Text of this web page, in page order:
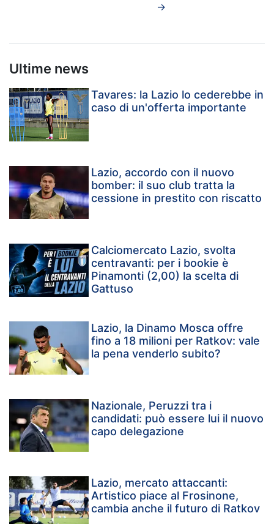
→
Ultime news
Tavares: la Lazio lo cederebbe in
caso di un'offerta importante
Lazio, accordo con il nuovo
bomber: il suo club tratta la
cessione in prestito con riscatto
Calciomercato Lazio, svolta
centravanti: per i bookie è
Pinamonti (2,00) la scelta di
Gattuso
Lazio, la Dinamo Mosca offre
fino a 18 milioni per Ratkov: vale
la pena venderlo subito?
Nazionale, Peruzzi tra i
candidati: può essere lui il nuovo
capo delegazione
Lazio, mercato attaccanti:
Artistico piace al Frosinone,
cambia anche il futuro di Ratkov